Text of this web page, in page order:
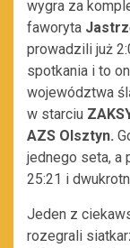
wygra za
faworyta
prowadzili już
spotkania i to
województwa
w starciu
AZS Olsztyn.
jednego seta, a
25:21 i
Jeden z
rozegrali